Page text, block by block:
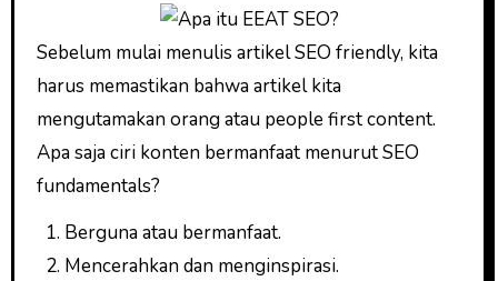
Sebelum mulai menulis artikel SEO friendly, kita
harus memastikan bahwa artikel kita
mengutamakan orang atau people first content.
Apa saja ciri konten bermanfaat menurut SEO
fundamentals?
Berguna atau bermanfaat.
Mencerahkan dan menginspirasi.